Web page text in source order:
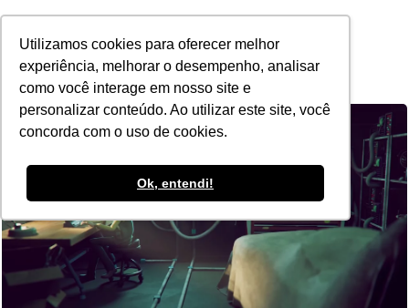
Utilizamos cookies para oferecer melhor
experiência, melhorar o desempenho, analisar
como você interage em nosso site e
personalizar conteúdo. Ao utilizar este site, você
concorda com o uso de cookies.
Ok, entendi!
POR